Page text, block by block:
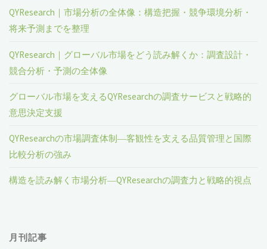
QYResearch｜市場分析の全体像：構造把握・競争環境分析・
将来予測までを整理
QYResearch｜グローバル市場をどう読み解くか：調査設計・
競合分析・予測の全体像
グローバル市場を支えるQYResearchの調査サービスと戦略的
意思決定支援
QYResearchの市場調査体制―客観性を支える品質管理と国際
比較分析の強み
構造を読み解く市場分析―QYResearchの調査力と戦略的視点
月刊記事